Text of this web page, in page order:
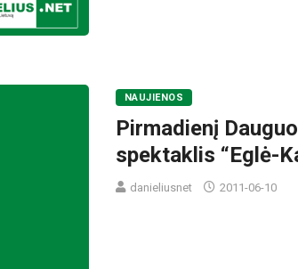
NAUJIENOS
Pirmadienį
spektaklis “Eglė-
danieliusnet 2011-06-10